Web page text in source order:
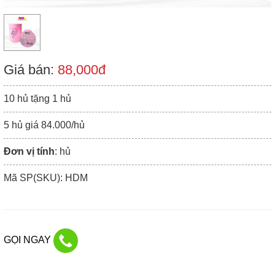
Giá bán: 88,000đ
10 hủ tặng 1 hủ
5 hủ giá 84.000/hủ
Đơn vị tính: hủ
Mã SP(SKU): HDM
GỌI NGAY